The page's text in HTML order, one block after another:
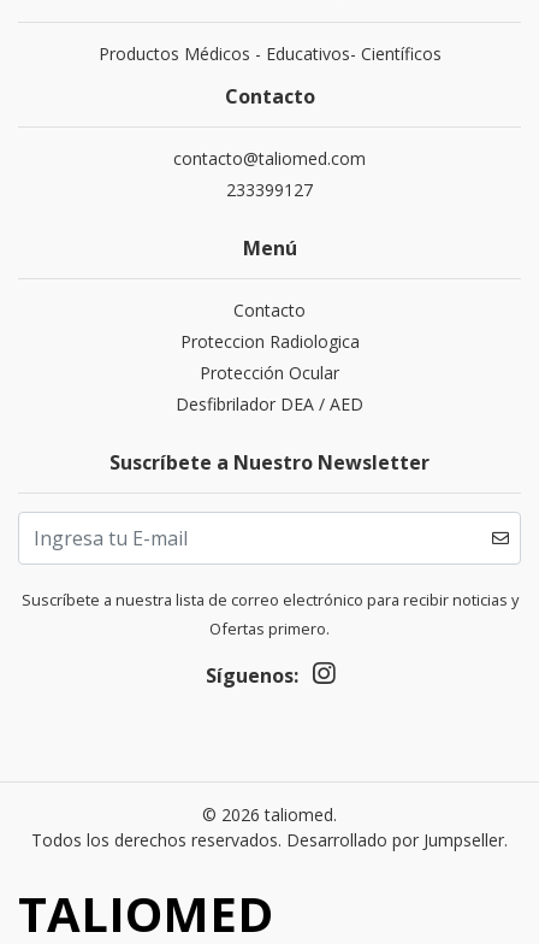
Productos Médicos - Educativos- Científicos
Contacto
contacto@taliomed.com
233399127
Menú
Contacto
Proteccion Radiologica
Protección Ocular
Desfibrilador DEA / AED
Suscríbete a Nuestro Newsletter
Suscríbete a nuestra lista de correo electrónico para recibir noticias y
Ofertas primero.
Síguenos:
© 2026 taliomed.
Todos los derechos reservados. Desarrollado por Jumpseller.
TALIOMED